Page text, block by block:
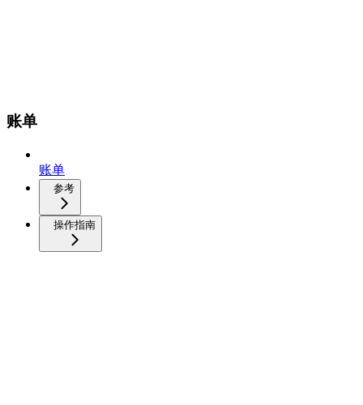
账单
账单
参考
操作指南